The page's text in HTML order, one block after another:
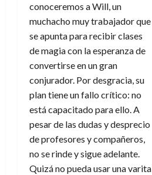
conoceremos aWill, un
muchacho muy trabajador que
se apunta para recibir clases
de magia con la esperanza de
convertirse en un gran
conjurador. Por desgracia, su
plan tiene un fallo crítico: no
está capacitado para ello. A
pesar de las dudas y desprecio
de profesores y compañeros,
no se rinde y sigue adelante.
Quizá no pueda usar una varita